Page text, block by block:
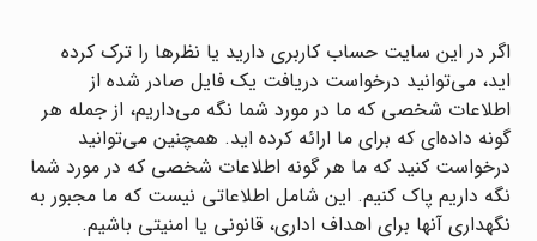
اگر در این سایت حساب کاربری دارید یا نظرها را ترک کرده
اید، می‌توانید درخواست دریافت یک فایل صادر شده از
اطلاعات شخصی که ما در مورد شما نگه می‌داریم، از جمله هر
گونه داده‌ای که برای ما ارائه کرده اید. همچنین می‌توانید
درخواست کنید که ما هر گونه اطلاعات شخصی که در مورد شما
نگه داریم پاک کنیم. این شامل اطلاعاتی نیست که ما مجبور به
نگهداری آنها برای اهداف اداری، قانونی یا امنیتی باشیم.